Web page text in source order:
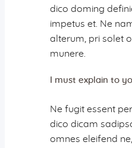
Podcast-Tipps
Radioandachten
Aktuelles
Neuigkeiten
Gemeindehaus
dico doming
impetus et. Ne
alterum, pri solet
munere.
I must explain to
Ne fugit essent
dico dicam
omnes eleifend